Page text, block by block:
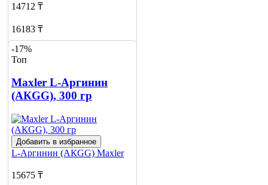
14712 ₸
16183 ₸
Добавить в корзину
13
-17%
Топ
Maxler L-Аргинин
(АКGG), 300 гр
Добавить в избранное
L-Аргинин (АКGG) Maxler
15675 ₸